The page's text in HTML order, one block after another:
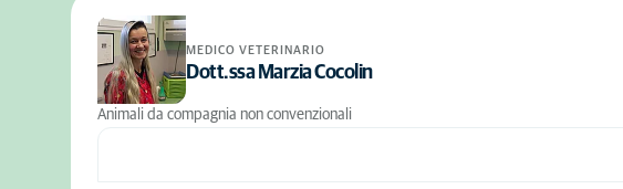
MEDICO VETERINARIO
Dott.ssa Marzia Cocolin
Animali da compagnia non convenzionali